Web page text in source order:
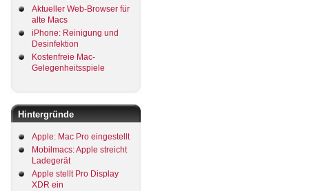
Aktueller Web-Browser für
alte Macs
iPhone: Reinigung und
Desinfektion
Kostenfreie Mac-
Gelegenheitsspiele
Hintergründe
Apple: Mac Pro eingestellt
Mobilmacs: Apple streicht
Ladegerät
Apple stellt Pro Display
XDR ein